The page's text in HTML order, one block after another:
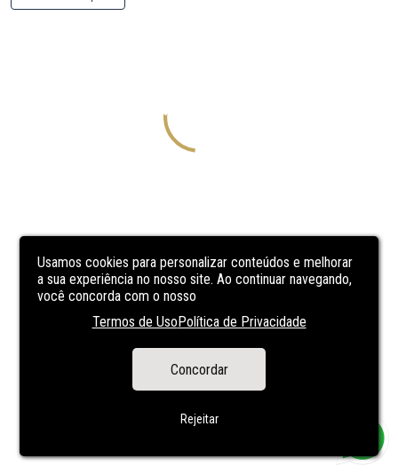
Usamos cookies para personalizar conteúdos e melhorar
a sua experiência no nosso site. Ao continuar navegando,
você concorda com o nosso
Termos de UsoPolítica de Privacidade
Concordar
Rejeitar